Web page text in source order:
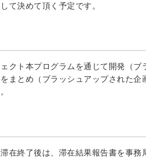
て決めて頂く予定です。
クト本プログラムを通じて開発（
まとめ（ブラッシュアップされた
在終了後は、滞在結果報告書を事